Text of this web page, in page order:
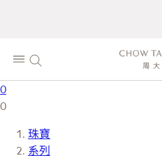
0
0
珠寶
系列